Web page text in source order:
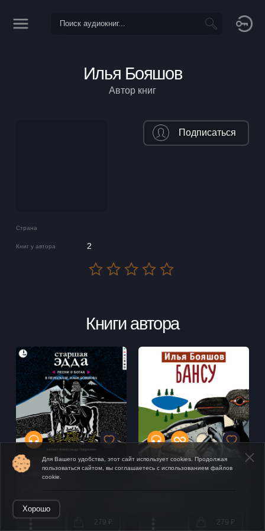
Илья Бояшов
Автор книг
Страна
Книг у автора 2
Подписаться
Книги автора
Старшая Эдда
279 ₽ 279 ₽
Для Вашего удобства, этот сайт использует cookies. Продолжая
пользоваться сайтом, вы соглашаетесь с использованием файлов
cookie.
Хорошо